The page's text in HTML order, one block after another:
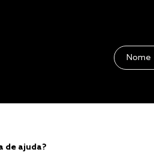
de ajuda?